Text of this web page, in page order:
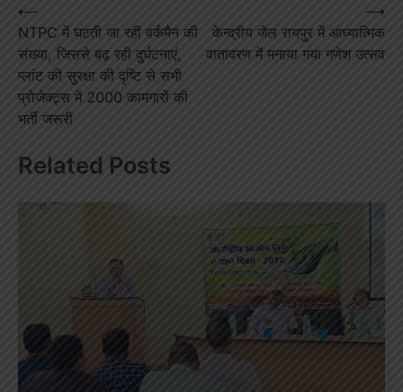
Post
navigation
⟵
NTPC में घटती जा रही वर्कमैन की
संख्या, जिससे बढ़ रही दुर्घटनाएं,
प्लांट की सुरक्षा की दृष्टि से सभी
प्रोजेक्ट्स में 2000 कामगारों की
भर्ती जरूरी
केन्द्रीय जेल रायपुर में आध्यात्मिक
वातावरण में मनाया गया गणेश उत्सव
⟶
Related Posts